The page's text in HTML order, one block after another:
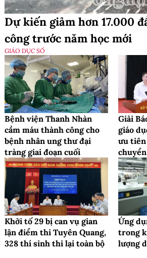
Dự kiến giảm hơn 17.000
công trước năm học mới
GIÁO DỤC SỐ
Bệnh viện Thanh Nhàn
cầm máu thành công cho
bệnh nhân ung thư đại
tràng giai đoạn cuối
Giải
giáo
ưu tiên
Khởi tố 29 bị can vụ gian
lận điểm thi Tuyên Quang,
328 thí sinh thi lại toàn bộ
Ứng
trong
lượng